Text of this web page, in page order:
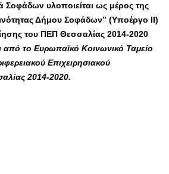
υλοποιείται ως μέρος της
Δήμου Σοφάδων” (Υποέργο ΙΙ)
του ΠΕΠ Θεσσαλίας 2014-2020
από το Ευρωπαϊκό Κοινωνικό Ταμείο
Επιχειρησιακού
2014-2020.